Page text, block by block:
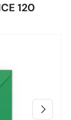
120
Sljedeći